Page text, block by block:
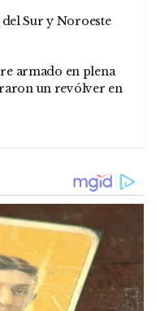
Sur y Noroeste
armado en plena
un revólver en